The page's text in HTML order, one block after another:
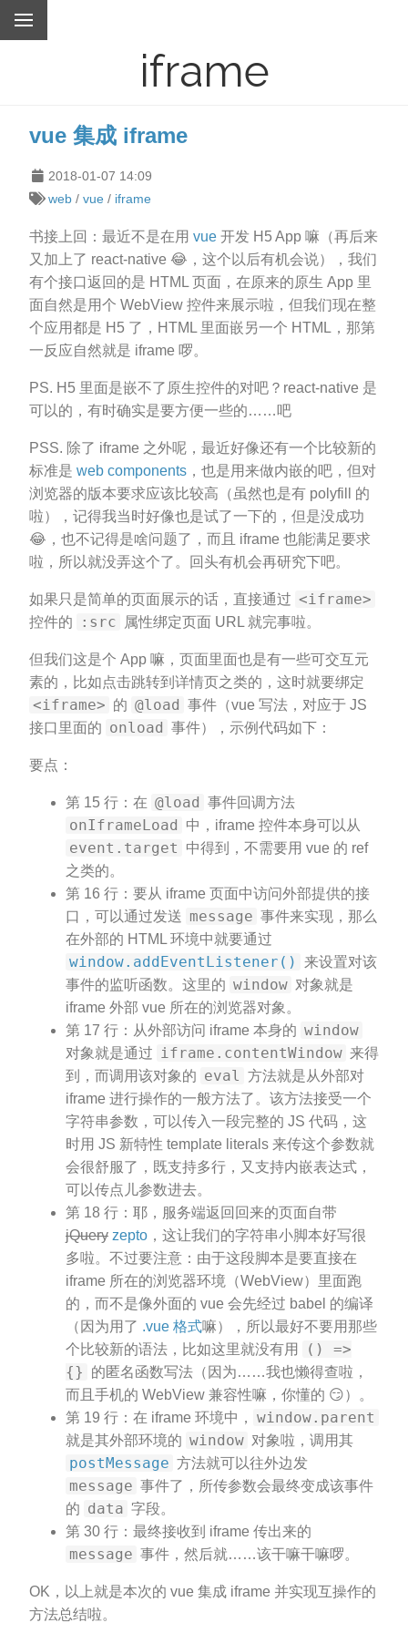
iframe
vue 集成 iframe
2018-01-07 14:09
web/ vue/ iframe
书接上回：最近不是在用 vue 开发 H5 App 嘛（再后来
又加上了 react-native 😂，这个以后有机会说），我们
有个接口返回的是 HTML 页面，在原来的原生 App 里
面自然是用个 WebView 控件来展示啦，但我们现在整
个应用都是 H5 了，HTML 里面嵌另一个 HTML，那第
一反应自然就是 iframe 啰。
PS. H5 里面是嵌不了原生控件的对吧？react-native 是
可以的，有时确实是要方便一些的……吧
PSS. 除了 iframe 之外呢，最近好像还有一个比较新的
标准是 web components ，也是用来做内嵌的吧，但对
浏览器的版本要求应该比较高（虽然也是有 polyfill 的
啦），记得我当时好像也是试了一下的，但是没成功
😂，也不记得是啥问题了，而且 iframe 也能满足要求
啦，所以就没弄这个了。回头有机会再研究下吧。
如果只是简单的页面展示的话，直接通过 <iframe>
控件的 :src 属性绑定页面 URL 就完事啦。
但我们这是个 App 嘛，页面里面也是有一些可交互元
素的，比如点击跳转到详情页之类的，这时就要绑定
<iframe> 的 @load 事件（vue 写法，对应于 JS
接口里面的 onload 事件），示例代码如下：
要点：
第 15 行：在 @load 事件回调方法
onIframeLoad 中，iframe 控件本身可以从
event.target
中得到，不需要用 vue 的 ref
之类的。
第 16 行：要从 iframe 页面中访问外部提供的接
口，可以通过发送
message 事件来实现，那么
在外部的 HTML 环境中就要通过
window.addEventListener()
来设置对该
事件的监听函数。这里的 window 对象就是
iframe 外部 vue 所在的浏览器对象。
第 17 行：从外部访问 iframe 本身的 window
对象就是通过 iframe.contentWindow 来得
到，而调用该对象的 eval 方法就是从外部对
iframe 进行操作的一般方法了。该方法接受一个
字符串参数，可以传入一段完整的 JS 代码，这
时用 JS 新特性 template literals 来传这个参数就
会很舒服了，既支持多行，又支持内嵌表达式，
可以传点儿参数进去。
第 18 行：耶，服务端返回回来的页面自带
jQuery zepto ，这让我们的字符串小脚本好写很
多啦。不过要注意：由于这段脚本是要直接在
iframe 所在的浏览器环境（WebView）里面跑
的，而不是像外面的 vue 会先经过 babel 的编译
（因为用了 .vue 格式嘛），所以最好不要用那些
个比较新的语法，比如这里就没有用
() =>
{}
的匿名函数写法（因为……我也懒得查啦，
而且手机的 WebView 兼容性嘛，你懂的 😏）。
第 19 行：在 iframe 环境中，
window.parent
就是其外部环境的 window 对象啦，调用其
postMessage 方法就可以往外边发
message 事件了，所传参数会最终变成该事件
的 data 字段。
第 30 行：最终接收到 iframe 传出来的
message 事件，然后就……该干嘛干嘛啰。
OK，以上就是本次的 vue 集成 iframe 并实现互操作的
方法总结啦。